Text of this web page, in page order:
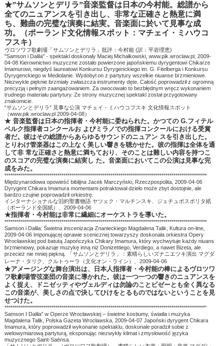
★”サムソンとデリラ”音楽監督は日本の今村能。 総譜から
全てのニュアンスを引き出し、非常な正確さと熱意に満
ち、難曲の完璧な演奏に結実。音楽面に於いて見事な成
功。（ポーランド文化情報スポット：マチェイ・ミハウコ
フスキ）
ヴロツワフ歌劇場「サムソンとデリラ」批評：今村能 (訳：平岩理恵)
"Samson i Dalila" - spektakl doskonały Maciej Michałkowski, www.pik.wroclaw.pl, 2009-
04-08 Kierownictwo muzyczne zostało powierzone japońskiemu dyrygentowi Chikarze
Imamurowi, niegdyś laureatowi Konkursu Dyrygenckiego im. G. Fitelberga i Konkursu
Dyrygenckiego w Mediolanie. Wydobył on z partytury wszelkie niuanse brzmieniowe.
Niezwykle pięknie brzmiały zwłaszcza instrumenty dęte. Całość poprowadził z ogromną
precyzją i pełnym zaangażowaniem. Za owocowało to bezbłędnym wręcz wykonaniem
trudnego materiału partytury. Ze strony muzycznej spektakl został przygotowany
znakomicie.
“サムソンとデリラ” 見事な公演 マチェイ・ミハウコフスキ 文化情報スポット
（www.pik.wroclaw.pl 2009-04-08）
★ 音楽監督は日本の指揮者・今村能に委ねられた。かつての G.フィテル
ベルク指揮者コンクールお よびミラノでの指揮コンクールにおける受賞
者だ。彼はその総譜からあらゆるサウンドのニュアン スを引き出した。
とりわけ管楽器はこの上なく美しい響きを聴かせた。彼の指揮は全体を通
して非 常な正確さと熱意に満ちており、そのことは難しい内容を持つこ
のスコアの完璧な演奏に結実し た。音楽面においてこの公演は見事な完
成をみた。
*******************************************************************************************************
Międzynarodowa opowieść biblijna Jacek Marczyński, Rzeczpospolita, 2009-04-06
Dyrygent Chikara Imamura momentami potraktował dzieło może zbyt dostojnie, ale
bardzo czujnie poprowadził orkiestrę.
インターナショナルな旧約聖書物語 ヤツェク・マルチンスキ、ジェチュポスポリタ紙
（ポーランド全国紙）、2009-04-06
★指揮者・今村能は非常に繊細にオーケストラを導いた。
*******************************************************************************************************
Samson i Dalila: Świetna inscenizacja Znanieckiego Magdalena Talik, Kultura on-line,
2009-04-06 Imponującej oprawie scenicznej towarzyszy doskonała orkiestra Opery
Wrocławskiej pod batutą Japończyka Chikary Imamura, który wychwytuje każdy niuans
brzmieniowy, pokazuje muzykę inną niż Donizettiego, Verdiego, a nawet Bizeta, ale
przecież nie mniej piękną. 「サムソンとデリラ」：素晴らしいズナニエツキ演出 マグダ
レーナ・タリク、クルトゥーラ（文化オン・ライン）、2009-04-06
★アメージングな舞台演出は、日本人指揮者・今村能の棒によるヴロツワ
フ歌劇場管弦楽団の音楽に導かれた。彼は一つ一つの響きのニュアンスを
よく捉え、ドニゼッティやヴェルディは勿論のことビゼーとも全く異なる
この音楽が、美しさの点で決してひけをとるものではないということを見
せつけた。
******************************************************************************************************“
Samson I Dalila” w Operze Wrocławskiej – świetne kostiumy, światła i muzyka
Magdalena Talik, Polska Gazeta Wrocławska, 2009-04-07 Japoński dyrygent Chikara
Imamura, który poprowadził wykonanie spektaklu, doskonale poradził sobie z
wielowymiarową partyturą, eksponując niezwykły klimat i zmysłowość języka
muzycznego Saint-Saënsa.